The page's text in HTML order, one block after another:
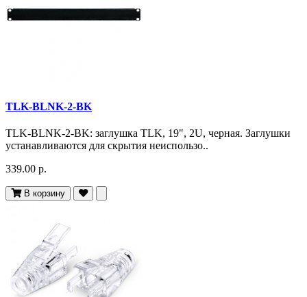
TLK-BLNK-2-BK
TLK-BLNK-2-BK: заглушка TLK, 19", 2U, черная. Заглушки
устанавливаются для скрытия неиспользо..
339.00 р.
В корзину